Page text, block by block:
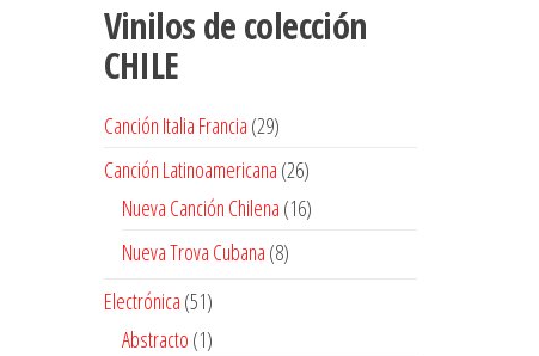
Vinilos de colección
CHILE
Canción Italia Francia 2929
productos
Canción Latinoamericana 2626
productos
Nueva Canción Chilena 1616
Nueva Trova Cubana 88
Electrónica 5151
productos
Abstracto 11